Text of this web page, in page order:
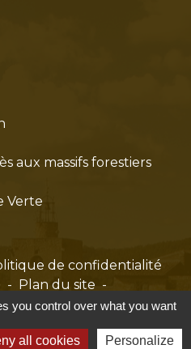
aux massifs forestiers
Verte
de confidentialité
- Plan du site -
cookies
avec Réseau des Communes
you control over what you want
all cookies Personalize